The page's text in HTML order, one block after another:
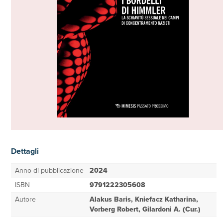
Dettagli
Anno di pubblicazione 2024
ISBN
9791222305608
Autore
Alakus Baris, Kniefacz Katharina,
Vorberg Robert, Gilardoni A. (Cur.)